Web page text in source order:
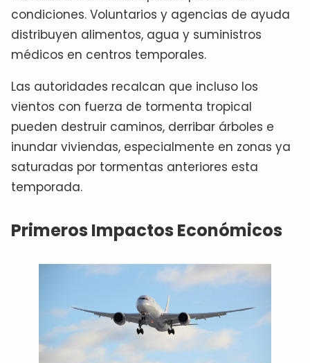
condiciones. Voluntarios y agencias de ayuda
distribuyen alimentos, agua y suministros
médicos en centros temporales.
Las autoridades recalcan que incluso los
vientos con fuerza de tormenta tropical
pueden destruir caminos, derribar árboles e
inundar viviendas, especialmente en zonas ya
saturadas por tormentas anteriores esta
temporada.
Primeros Impactos Económicos